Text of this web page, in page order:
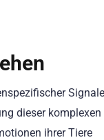
dieser komplexen
ihrer Tiere